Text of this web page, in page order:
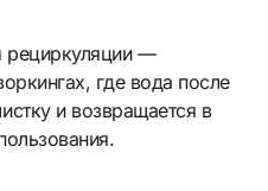
рециркуляции —
где вода после
и возвращается в